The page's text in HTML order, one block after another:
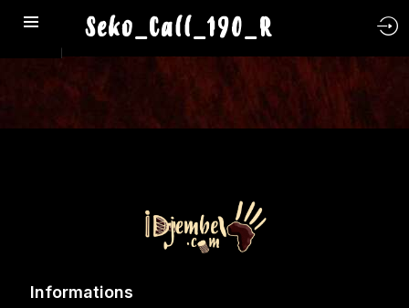
Seko_Call_190_R
Informations